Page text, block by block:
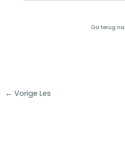
Ga terug
← Vorige Les